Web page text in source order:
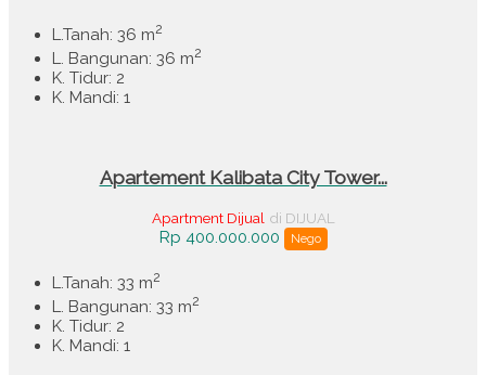
L.Tanah: 36 m2
L. Bangunan: 36 m2
K. Tidur: 2
K. Mandi: 1
Apartement Kalibata City Tower...
Apartment Dijual di DIJUAL
Rp 400.000.000 Nego
L.Tanah: 33 m2
L. Bangunan: 33 m2
K. Tidur: 2
K. Mandi: 1